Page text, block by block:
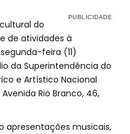
do
de atividades à
feira (11)
da Superintendência do
e Artístico Nacional
Rio Branco, 46,
apresentações musicais,